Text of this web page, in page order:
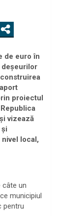
de euro în
deșeurilor
proiectul
vizează
local,
câte un
municipiul
pentru